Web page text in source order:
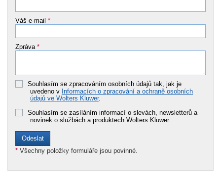
Váš e-mail *
Zpráva *
Souhlasím se zpracováním osobních údajů tak, jak je
uvedeno v Informacích o zpracování a ochraně osobních
údajů ve Wolters Kluwer.
Souhlasím se zasíláním informací o slevách, newsletterů a
novinek o službách a produktech Wolters Kluwer.
* Všechny položky formuláře jsou povinné.